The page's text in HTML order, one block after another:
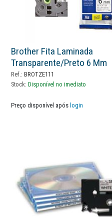
Brother Fita Laminada
Transparente/preto 6 Mm
Ref.:BROTZE111
Stock: Disponível no imediato
Preço disponível após login